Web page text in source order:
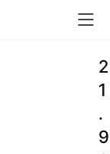
2
1
.
9